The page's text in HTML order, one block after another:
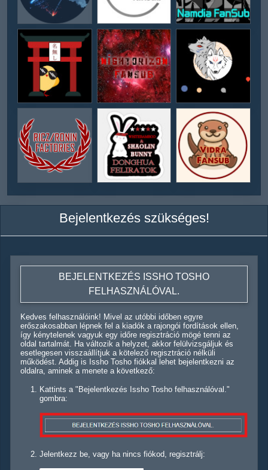
Bejelentkezés szükséges!
BEJELENTKEZÉS ISSHO TOSHO
FELHASZNÁLÓVAL.
Kedves felhasználóink! Mivel az utóbbi időben egyre
erőszakosabban lépnek fel a kiadók a rajongói fordítások ellen,
így kénytelenek vagyuk egy időre regisztráció mögé tenni az
oldal tartalmát. Ha változik a helyzet, akkor felülvizsgáljuk és
esetlegesen visszaállítjuk a kötelező regisztráció nélküli
működést. Addig is Issho Tosho fiókkal lehet bejelentkezni az
oldalra, aminek a menete a következő:
Kattints a "Bejelentkezés Issho Tosho felhasználóval."
gombra:
Jelentkezz be, vagy ha nincs fiókod, regisztrálj: